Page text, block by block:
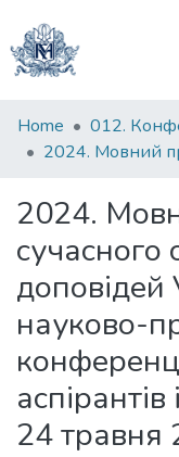
Communities
&
All of DSpace
Home
2024.
сучасного
доповідей
науково-
24 травня